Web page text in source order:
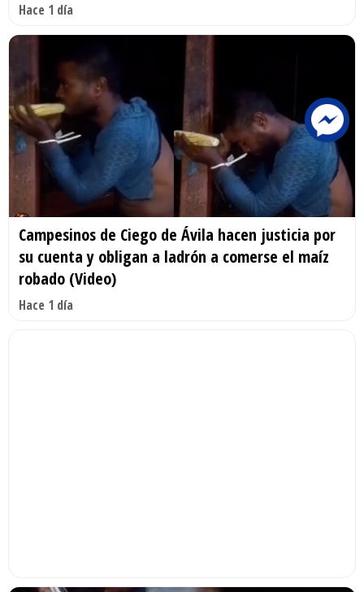
Hace 1 día
Campesinos de Ciego de Ávila hacen justicia por
su cuenta y obligan a ladrón a comerse el maíz
robado (Video)
Hace 1 día